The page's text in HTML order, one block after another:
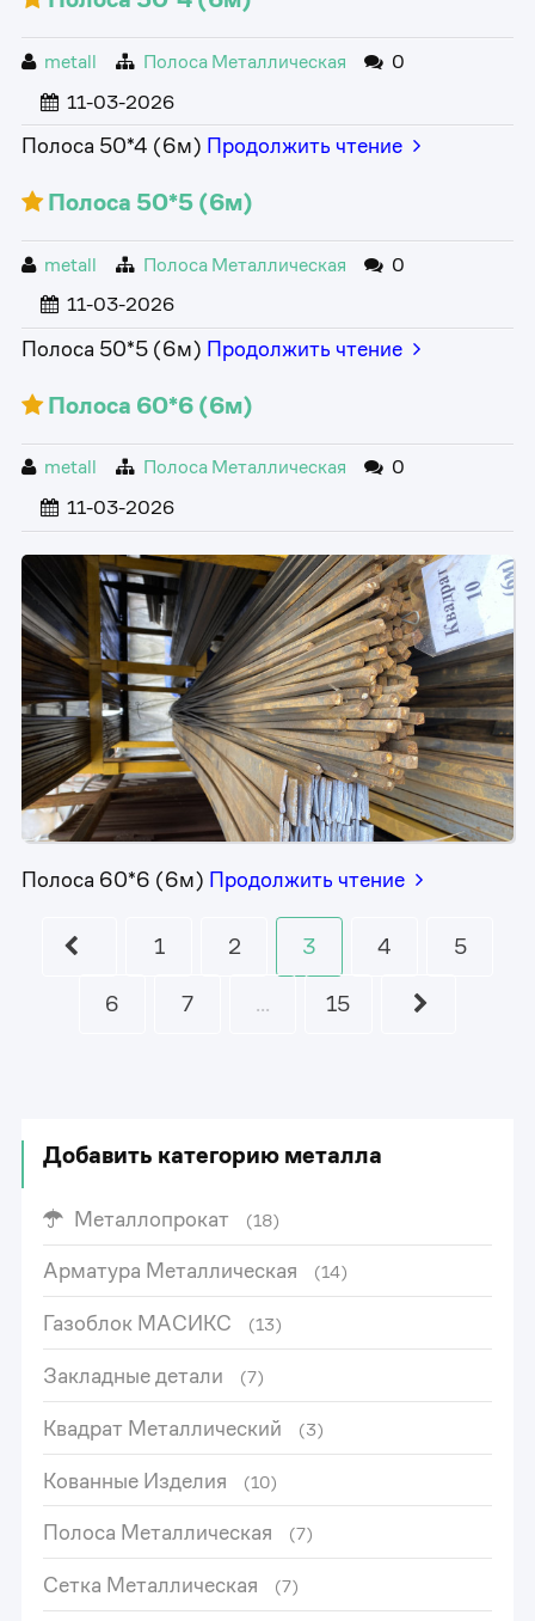
metall Полоса Металлическая
0
11-03-2026
Полоса 50*4 (6м) Продолжить чтение
Полоса 50*5 (6м)
metall Полоса Металлическая
0
11-03-2026
Полоса 50*5 (6м) Продолжить чтение
Полоса 60*6 (6м)
metall Полоса Металлическая
0
11-03-2026
Полоса 60*6 (6м) Продолжить чтение
1 2 3 4 5
6 7 ... 15
Добавить категорию металла
Металлопрокат (18)
Арматура Металлическая (14)
Газоблок МАСИКС (13)
Закладные детали (7)
Квадрат Металлический (3)
Кованные Изделия (10)
Полоса Металлическая (7)
Сетка Металлическая (7)